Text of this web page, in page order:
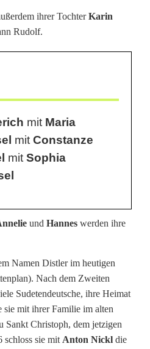
ihrer TochterKarin
Rudolf.
mit Maria
mit Constanze
mit Sophia
und Hannes werden ihre
Namen Distler im heutigen
Nach dem Zweiten
Sudetendeutsche, ihre Heimat
sie mit ihrer Familie im alten
Sankt Christoph, dem jetzigen
schloss sie mit Anton Nickl die